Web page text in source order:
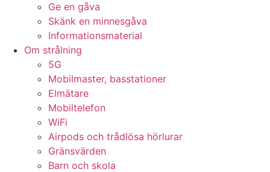
Ge en gåva
Skänk en minnesgåva
Informationsmaterial
Om strålning
5G
Mobilmaster, basstationer
Elmätare
Mobiltelefon
WiFi
Airpods och trådlösa hörlurar
Gränsvärden
Barn och skola